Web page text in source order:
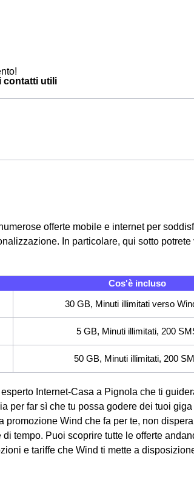
contatti utili
offerte mobile e internet per
In particolare, qui sotto potrete
Cos'è incluso
30 GB, Minuti illimitati verso
5 GB, Minuti illimitati, 200
50 GB, Minuti illimitati, 200
Internet-Casa a Pignola che ti
per far sì che tu possa godere dei tuoi
Wind che fa per te, non
tempo. Puoi scoprire tutte le offerte
e tariffe che Wind ti mette a